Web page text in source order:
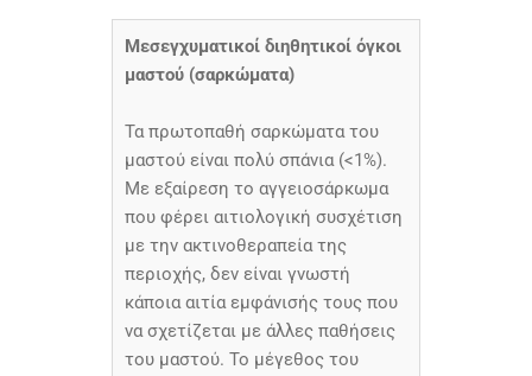
Μεσεγχυματικοί διηθητικοί όγκοι
μαστού (σαρκώματα)
Τα πρωτοπαθή σαρκώματα του
μαστού είναι πολύ σπάνια (<1%).
Με εξαίρεση το αγγειοσάρκωμα
που φέρει αιτιολογική συσχέτιση
με την ακτινοθεραπεία της
περιοχής, δεν είναι γνωστή
κάποια αιτία εμφάνισής τους που
να σχετίζεται με άλλες παθήσεις
του μαστού. Το μέγεθος του